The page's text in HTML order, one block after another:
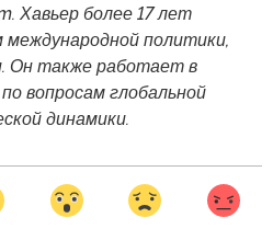
Хавьер более 17 лет
политики,
Он также работает в
вопросам глобальной
динамики.